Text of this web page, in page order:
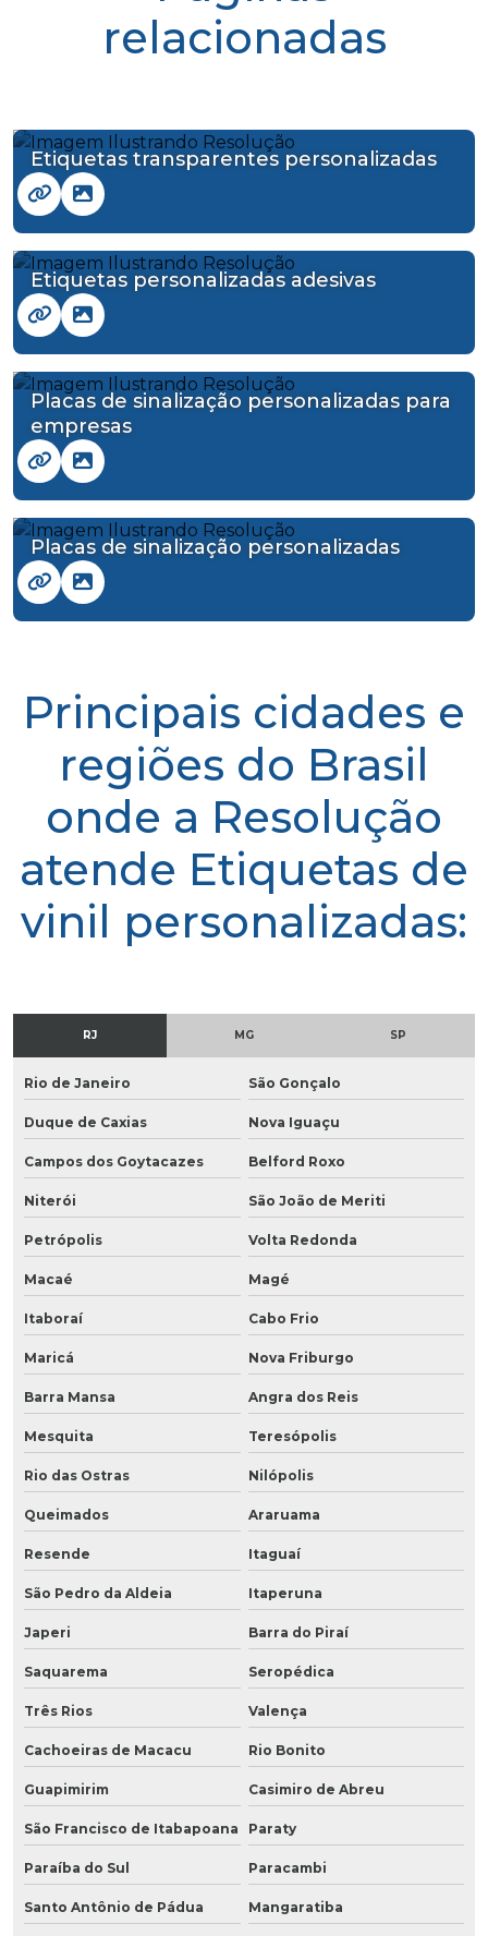
relacionadas
Etiquetas transparentes personalizadas
Etiquetas personalizadas adesivas
Placas de sinalização personalizadas para
empresas
Placas de sinalização personalizadas
Principais cidades e
regiões do Brasil
onde a Resolução
atende Etiquetas de
vinil personalizadas:
RJ MG SP
Rio de Janeiro São Gonçalo
Duque de Caxias Nova Iguaçu
Campos dos Goytacazes Belford Roxo
Niterói São João de Meriti
Petrópolis Volta Redonda
Macaé Magé
Itaboraí Cabo Frio
Maricá Nova Friburgo
Barra Mansa Angra dos Reis
Mesquita Teresópolis
Rio das Ostras Nilópolis
Queimados Araruama
Resende Itaguaí
São Pedro da Aldeia Itaperuna
Japeri Barra do Piraí
Saquarema Seropédica
Três Rios Valença
Cachoeiras de Macacu Rio Bonito
Guapimirim Casimiro de Abreu
São Francisco de Itabapoana Paraty
Paraíba do Sul Paracambi
Santo Antônio de Pádua Mangaratiba